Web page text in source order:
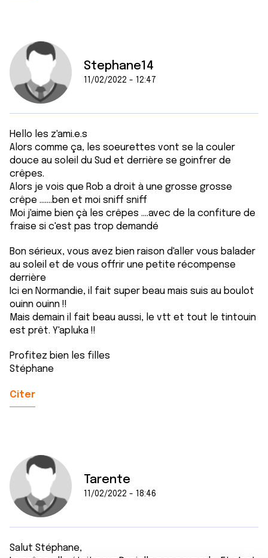
Stephane14
11/02/2022 - 12:47
Hello les z'ami.e.s
Alors comme ça, les soeurettes vont se la couler
douce au soleil du Sud et derrière se goinfrer de
crêpes.
Alors je vois que Rob a droit à une grosse grosse
crêpe .......ben et moi sniff sniff
Moi j'aime bien çà les crêpes ....avec de la confiture de
fraise si c'est pas trop demandé
Bon sérieux, vous avez bien raison d'aller vous balader
au soleil et de vous offrir une petite récompense
derrière
Ici en Normandie, il fait super beau mais suis au boulot
ouinn ouinn !!
Mais demain il fait beau aussi, le vtt et tout le tintouin
est prêt. Y'apluka !!
Profitez bien les filles
Stéphane
Citer
Tarente
11/02/2022 - 18:46
Salut Stéphane,